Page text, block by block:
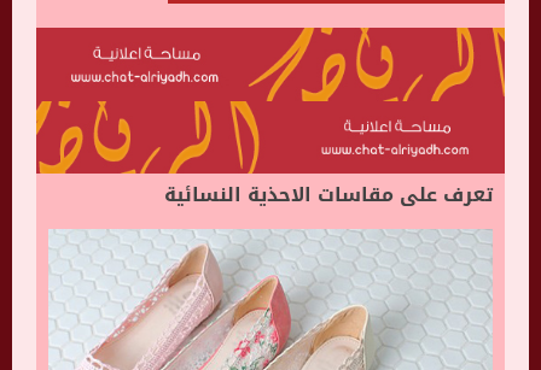
تعرف على مقاسات الاحذية النسائية